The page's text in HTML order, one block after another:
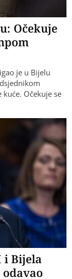
Očekuje
je u Bijelu
Očekuje se
i Bijela